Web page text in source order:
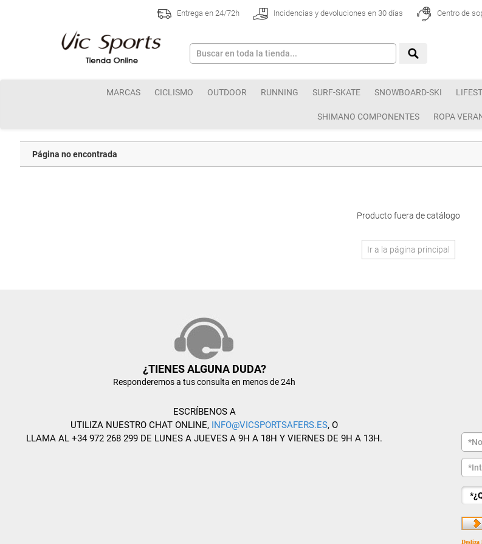
Entrega en 24/72h Incidencias y devoluciones en 30 días Centro de
MARCAS CICLISMO OUTDOOR RUNNING SURF-SKATE SNOWBOARD-SKI
SHIMANO COMPONENTES ROPA
Página no encontrada
Producto fuera de catálogo
Ir a la página principal
¿TIENES ALGUNA DUDA?
Responderemos a tus consulta en menos de 24h
ESCRÍBENOS A
UTILIZA NUESTRO CHAT ONLINE, INFO@VICSPORTSAFERS.ES, O
LLAMA AL +34 972 268 299 DE LUNES A JUEVES A 9H A 18H Y VIERNES DE 9H A 13H.